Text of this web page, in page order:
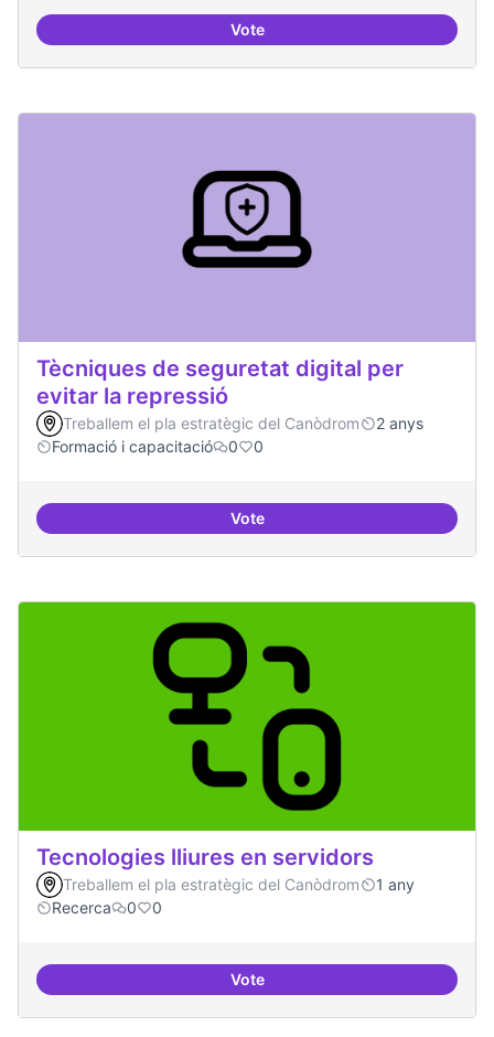
VoteTallers de col·laboració
Tècniques de seguretat digital per
evitar la repressió
Treballem el pla estratègic del Canòdrom
2 anys
Formació i capacitació
0 0
VoteTècniques de seguretat digital
Tecnologies lliures en servidors
Treballem el pla estratègic del Canòdrom
1 any
Recerca
0 0
VoteTecnologies lliures en servidors